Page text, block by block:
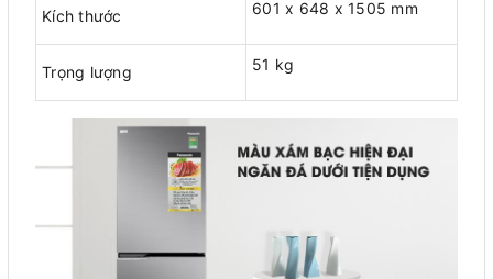
Kích thước 601 x 648 x 1505 mm
Trọng lượng 51 kg